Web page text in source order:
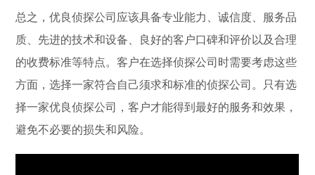
总之，优良侦探公司应该具备专业能力、诚信度、服务品
质、先进的技术和设备、良好的客户口碑和评价以及合理
的收费标准等特点。客户在选择侦探公司时需要考虑这些
方面，选择一家符合自己须求和标准的侦探公司。只有选
择一家优良侦探公司，客户才能得到最好的服务和效果，
避免不必要的损失和风险。